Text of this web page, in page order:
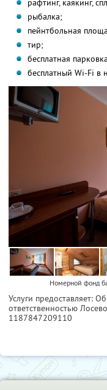
рафтинг, каякинг,
рыбалка;
пейнтбольная
тир;
бесплатная
бесплатный Wi-Fi в
Номерной фонд
Услуги предоставляет:
ответственностью
1187847209110